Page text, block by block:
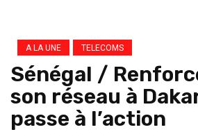
A LA UNE TELECOMS
Sénégal /
son réseau à
passe à l’action